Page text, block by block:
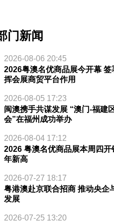
门新闻
2026-08-06 20:45
2026粤澳名优商品展今开幕
挥会展商贸平台作用
2026-08-05 17:23
闽澳携手共谋发展 “澳门-福建
会”在福州成功举办
2026-08-04 17:12
2026 粤澳名优商品展本周四开
年新高
2026-07-27 18:17
粤港澳赴京联合招商 推动央企
发展
2026-07-25 13:20